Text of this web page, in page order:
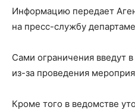
Информацию передает
на пресс-службу
Сами ограничения введут
из-за проведения
Кроме того в ведомстве